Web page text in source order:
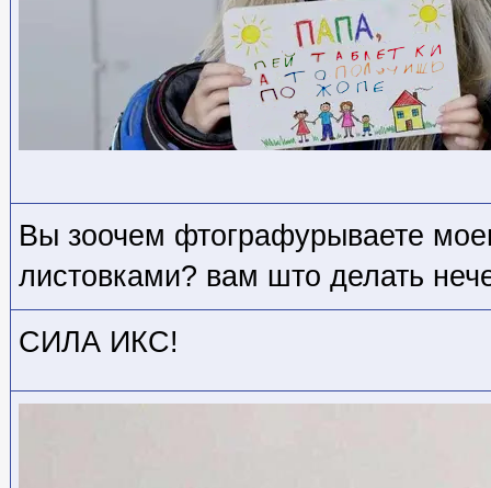
Вы зоочем фтографурываете
листовками? вам што делать
СИЛА ИКС!